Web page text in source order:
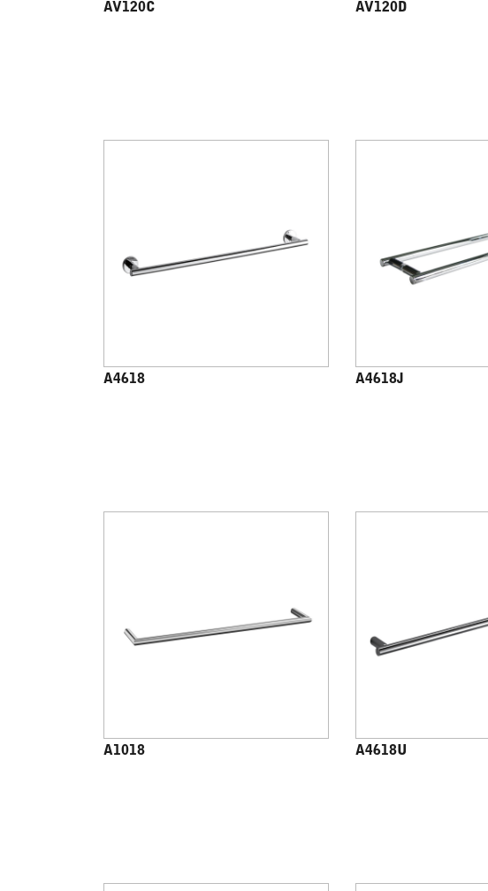
AV120C AV120D
A4618 A4618J
A1018 A4618U